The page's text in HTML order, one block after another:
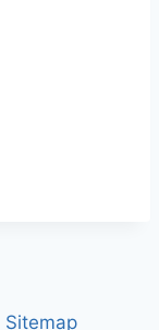
Sitemap